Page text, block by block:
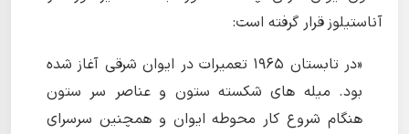
آناستیلوز قرار گرفته است:
«در تابستان 1965 تعمیرات در ایوان شرقی آغاز شده
بود. میله های شکسته ستون و عناصر سر ستون
هنگام شروع کار محوطه ایوان و همچنین سرسرای